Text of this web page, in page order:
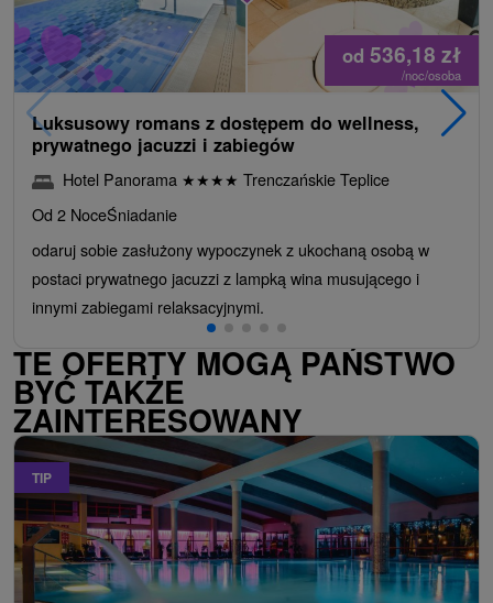
od 536,18 zł
/noc/osoba
Luksusowy romans z dostępem do wellness,
prywatnego jacuzzi i zabiegów
Hotel Panorama ★★★★ Trenczańskie Teplice
Od 2 NoceŚniadanie
odaruj sobie zasłużony wypoczynek z ukochaną osobą w
postaci prywatnego jacuzzi z lampką wina musującego i
innymi zabiegami relaksacyjnymi.
TE OFERTY MOGĄ PAŃSTWO
BYĆ TAKŻE
ZAINTERESOWANY
TIP